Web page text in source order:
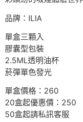
品牌：ILIA
單盒三顆入
膠囊型包裝
2.5ML透明油杯
菸彈單色發光
單盒價格：260
20盒起優惠價：250
50盒起請私訊客服